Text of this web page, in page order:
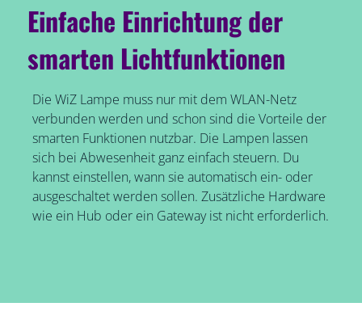
Einfache Einrichtung der
smarten Lichtfunktionen
Die WiZ Lampe muss nur mit dem WLAN-Netz
verbunden werden und schon sind die Vorteile der
smarten Funktionen nutzbar. Die Lampen lassen
sich bei Abwesenheit ganz einfach steuern. Du
kannst einstellen, wann sie automatisch ein- oder
ausgeschaltet werden sollen. Zusätzliche Hardware
wie ein Hub oder ein Gateway ist nicht erforderlich.